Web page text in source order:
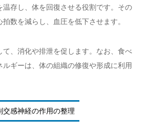
温存し、体を回復させる役割です。その
数を減らし、血圧を低下させます。
て、消化や排泄を促します。なお、食べ
ギーは、体の組織の修復や形成に利用
交感神経の作用の整理